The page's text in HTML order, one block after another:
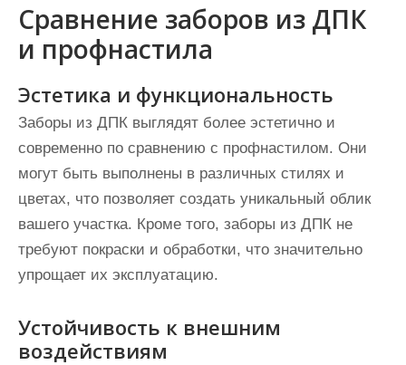
Сравнение заборов из ДПК
и профнастила
Эстетика и функциональность
Заборы из ДПК выглядят более эстетично и
современно по сравнению с профнастилом. Они
могут быть выполнены в различных стилях и
цветах, что позволяет создать уникальный облик
вашего участка. Кроме того, заборы из ДПК не
требуют покраски и обработки, что значительно
упрощает их эксплуатацию.
Устойчивость к внешним
воздействиям